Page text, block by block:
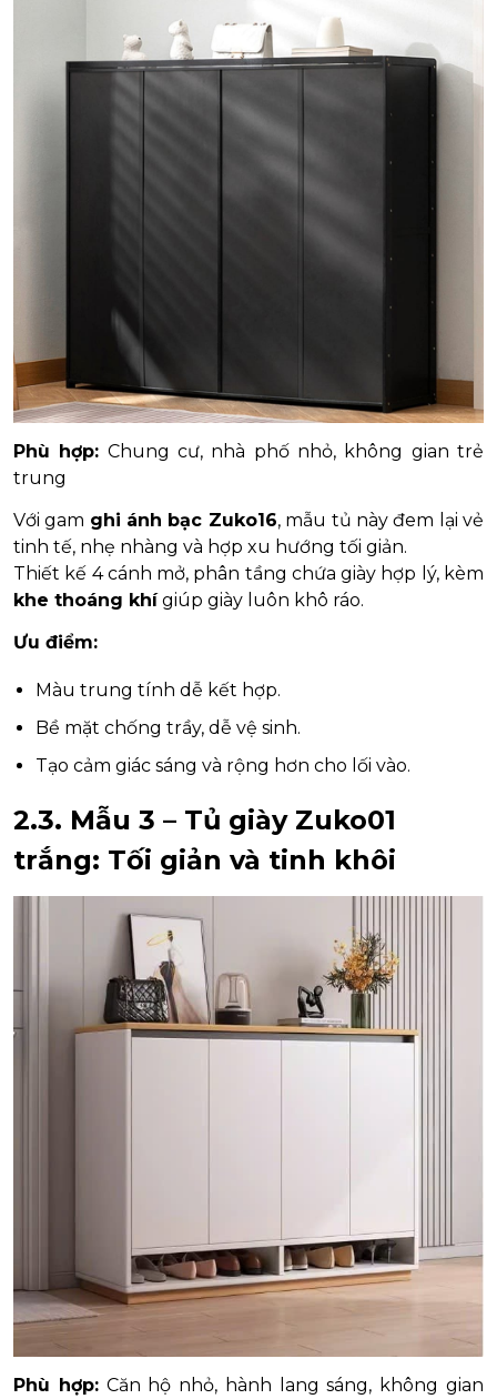
Phù hợp: Chung cư, nhà phố nhỏ, không gian trẻ
trung
Với gam ghi ánh bạc Zuko16, mẫu tủ này đem lại vẻ
tinh tế, nhẹ nhàng và hợp xu hướng tối giản.
Thiết kế 4 cánh mở, phân tầng chứa giày hợp lý, kèm
khe thoáng khígiúp giày luôn khô ráo.
Ưu điểm:
Màu trung tính dễ kết hợp.
Bề mặt chống trầy, dễ vệ sinh.
Tạo cảm giác sáng và rộng hơn cho lối vào.
2.3. Mẫu 3 – Tủ giày Zuko01
trắng: Tối giản và tinh khôi
Phù hợp:Căn hộ nhỏ, hành lang sáng, không gian